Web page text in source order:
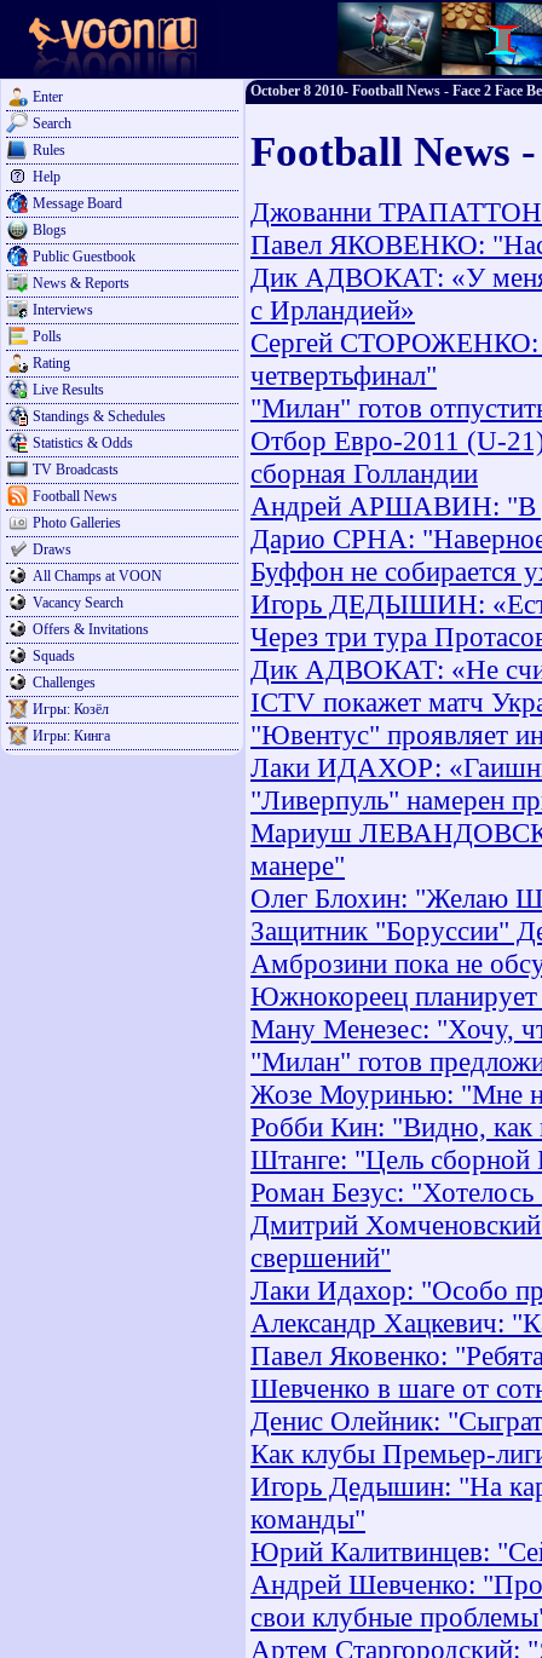
Enter
Search
Rules
Help
Message Board
Blogs
Public Guestbook
News & Reports
Interviews
Polls
Rating
Live Results
Standings & Schedules
Statistics & Odds
TV Broadcasts
Football News
Photo Galleries
Draws
All Champs at VOON
Vacancy Search
Offers & Invitations
Squads
Challenges
Игры: Козёл
Игры: Кинга
October 8 2010- Football News - Face 2 Face
Football News
Джованни
Павел ЯКОВЕНКО:
Дик АДВОКАТ: «У меня
с Ирландией»
Сергей СТОРОЖЕНКО:
четвертьфинал"
"Милан" готов
Отбор Евро-2011 (U-
сборная Голландии
Андрей АРШАВИН: "В
Дарио СРНА:
Буффон не собирается
Игорь ДЕДЫШИН: «Есть
Через три тура
Дик АДВОКАТ: «Не
ICTV покажет матч
"Ювентус" проявляет
Лаки ИДАХОР:
"Ливерпуль" намерен
Мариуш ЛЕВАНДОВСКИ:
манере"
Олег Блохин: "Желаю
Защитник "Боруссии"
Амброзини пока не
Южнокореец
Ману Менезес: "Хочу,
"Милан" готов
Жозе Моуринью: "Мне
Робби Кин: "Видно, как
Штанге: "Цель сборной
Роман Безус:
Дмитрий
свершений"
Лаки Идахор: "Особо
Александр Хацкевич:
Павел Яковенко:
Шевченко в шаге от
Денис Олейник:
Как клубы Премьер-
Игорь Дедышин: "На
команды"
Юрий Калитвинцев:
Андрей Шевченко:
свои клубные
Артем Старгородский: